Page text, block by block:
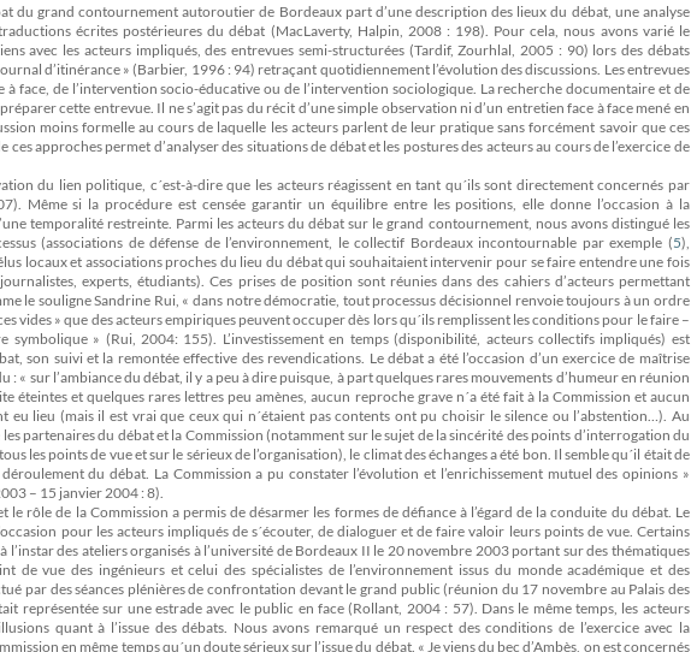
du grand contournement autoroutier de Bordeaux part d’une description des lieux du débat, une analyse
écrites postérieures du débat (MacLaverty, Halpin, 2008 : 198). Pour cela, nous avons varié le
avec les acteurs impliqués, des entrevues semi-structurées (Tardif, Zourhlal, 2005 : 90) lors des débats
d’itinérance » (Barbier, 1996 : 94) retraçant quotidiennement l’évolution des discussions. Les entrevues
face, de l’intervention socio-éducative ou de l’intervention sociologique. La recherche documentaire et de
cette entrevue. Il ne s’agit pas du récit d’une simple observation ni d’un entretien face à face mené en
moins formelle au cours de laquelle les acteurs parlent de leur pratique sans forcément savoir que ces
approches permet d’analyser des situations de débat et les postures des acteurs au cours de l’exercice de
du lien politique, c´est-à-dire que les acteurs réagissent en tant qu´ils sont directement concernés par
Même si la procédure est censée garantir un équilibre entre les positions, elle donne l’occasion à la
temporalité restreinte. Parmi les acteurs du débat sur le grand contournement, nous avons distingué les
(associations de défense de l’environnement, le collectif Bordeaux incontournable par exemple (5)
locaux et associations proches du lieu du débat qui souhaitaient intervenir pour se faire entendre une fois
experts, étudiants). Ces prises de position sont réunies dans des cahiers d’acteurs permettant
le souligne Sandrine Rui, « dans notre démocratie, tout processus décisionnel renvoie toujours à un ordre
vides » que des acteurs empiriques peuvent occuper dès lors qu´ils remplissent les conditions pour le faire –
symbolique » (Rui, 2004: 155). L’investissement en temps (disponibilité, acteurs collectifs impliqués) est
son suivi et la remontée effective des revendications. Le débat a été l’occasion d’un exercice de maîtrise
« sur l’ambiance du débat, il y a peu à dire puisque, à part quelques rares mouvements d’humeur en réunion
éteintes et quelques rares lettres peu amènes, aucun reproche grave n´a été fait à la Commission et aucun
eu lieu (mais il est vrai que ceux qui n´étaient pas contents ont pu choisir le silence ou l’abstention…). Au
partenaires du débat et la Commission (notamment sur le sujet de la sincérité des points d’interrogation du
les points de vue et sur le sérieux de l’organisation), le climat des échanges a été bon. Il semble qu´il était de
du débat. La Commission a pu constater l’évolution et l’enrichissement mutuel des opinions »
– 15 janvier 2004 : 8).
le rôle de la Commission a permis de désarmer les formes de défiance à l’égard de la conduite du débat. Le
pour les acteurs impliqués de s´écouter, de dialoguer et de faire valoir leurs points de vue. Certains
l’instar des ateliers organisés à l’université de Bordeaux II le 20 novembre 2003 portant sur des thématiques
de vue des ingénieurs et celui des spécialistes de l’environnement issus du monde académique et des
par des séances plénières de confrontation devant le grand public (réunion du 17 novembre au Palais des
représentée sur une estrade avec le public en face (Rollant, 2004 : 57). Dans le même temps, les acteurs
quant à l’issue des débats. Nous avons remarqué un respect des conditions de l’exercice avec la
en même temps qu´un doute sérieux sur l’issue du débat. « Je viens du bec d’Ambès, on est concernés